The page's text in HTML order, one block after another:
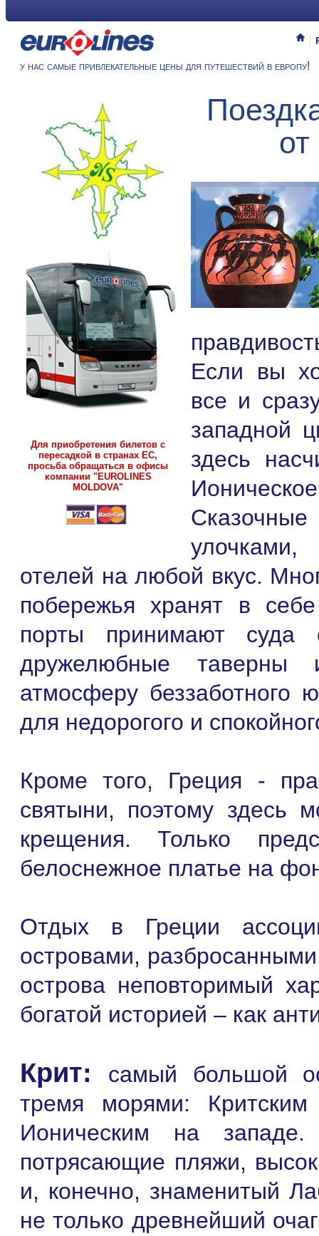
у нас самые привлекательные цены для путешествий в европу!
Для приобретения билетов с
пересадкой в странах ЕС,
просьба обращаться в офисы
компании "EUROLINES
MOLDOVA"
Если вы
все и
западной
здесь
отелей на любой вкус.
побережья хранят в
порты принимают
дружелюбные таверны
атмосферу
для недорогого и
Кроме того, Греция -
святыни, поэтому здесь
крещения. Только
белоснежное платье на
Отдых в Греции
островами,
острова неповторимый
богатой историей – как
Крит: самый большой
тремя морями:
Ионическим на
потрясающие пляжи,
и, конечно, знаменитый
не только древнейший